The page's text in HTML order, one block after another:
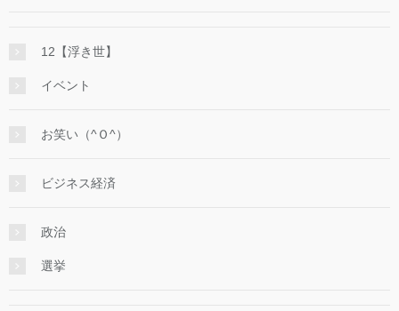
12【浮き世】
イベント
お笑い（^Ｏ^）
ビジネス経済
政治
選挙